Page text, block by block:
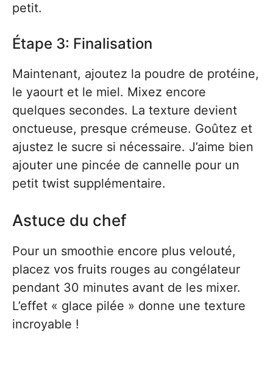
petit.
Étape 3: Finalisation
Maintenant, ajoutez la poudre de protéine,
le yaourt et le miel. Mixez encore
quelques secondes. La texture devient
onctueuse, presque crémeuse. Goûtez et
ajustez le sucre si nécessaire. J’aime bien
ajouter une pincée de cannelle pour un
petit twist supplémentaire.
Astuce du chef
Pour un smoothie encore plus velouté,
placez vos fruits rouges au congélateur
pendant 30 minutes avant de les mixer.
L’effet « glace pilée » donne une texture
incroyable !